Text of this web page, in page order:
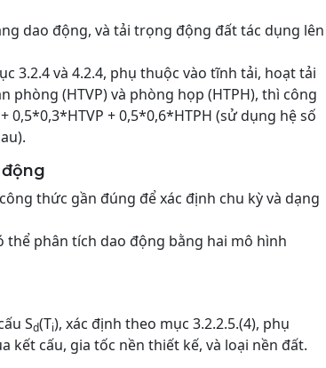
dao động, và tải trọng động đất tác dụng lên
3.2.4 và 4.2.4, phụ thuộc vào tĩnh tải, hoạt tải
(HTVP) và phòng họp (HTPH), thì công
+ 0,5*0,6*HTPH (sử dụng hệ số
thức gần đúng để xác định chu kỳ và dạng
phân tích dao động bằng hai mô hình
Sd(Ti), xác định theo mục 3.2.2.5.(4), phụ
kết cấu, gia tốc nền thiết kế, và loại nền đất.